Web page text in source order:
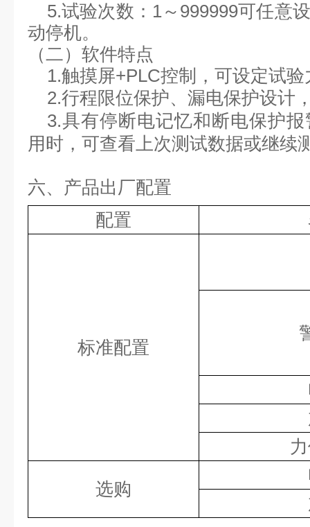
5.试验次数：1～999999可任意
动停机。
（二）软件特点
1.触摸屏+PLC控制，可设定试
2.行程限位保护、漏电保护设计
3.具有停断电记忆和断电保护
用时，可查看上次测试数据或继续
六、产品出厂配置
配置
标准配置
选购